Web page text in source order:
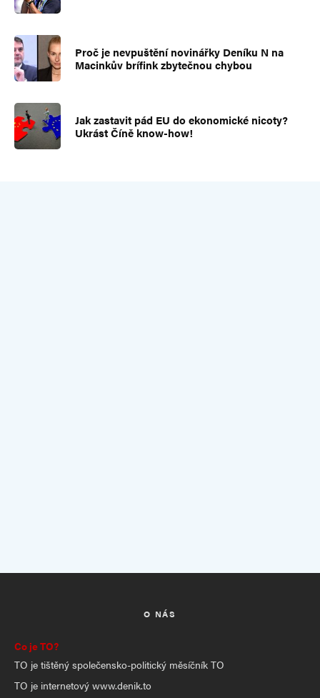
Proč je nevpuštění novinářky Deníku N na
Macinkův brífink zbytečnou chybou
Jak zastavit pád EU do ekonomické nicoty?
Ukrást Číně know-how!
O NÁS
Co je TO?
TO je tištěný společensko-politický měsíčník TO
TO je internetový www.denik.to